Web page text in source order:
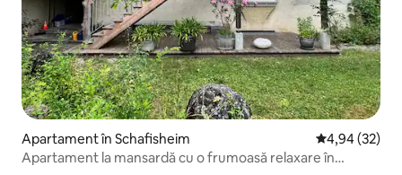
Apartament în Schafisheim Scor mediu
4,94 (32)
Apartament la mansardă cu o frumoasă relaxare în